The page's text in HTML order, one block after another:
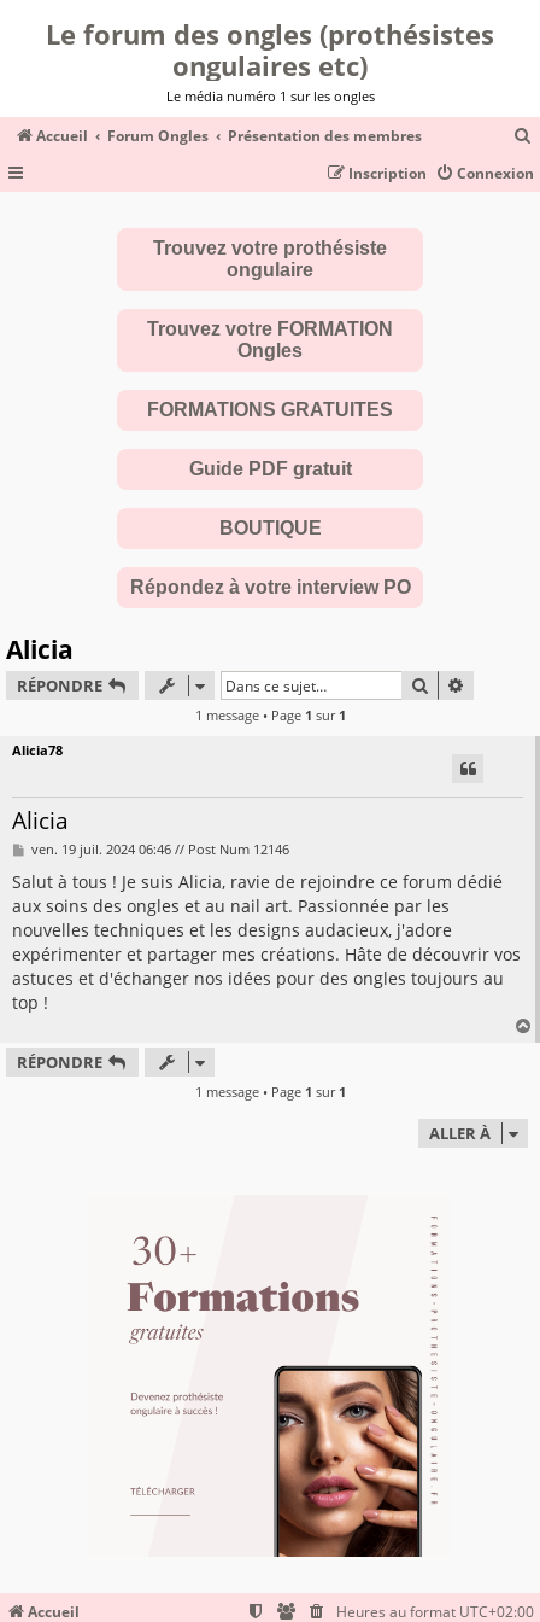
Le forum des ongles (prothésistes
ongulaires etc)
Le média numéro 1 sur les ongles
Accueil Forum Ongles Présentation des membres
c
Connexion
Inscription
Trouvez votre prothésiste
ongulaire
Trouvez votre FORMATION
Ongles
FORMATIONS GRATUITES
Guide PDF gratuit
BOUTIQUE
Répondez à votre interview PO
Alicia
RÉPONDRE RECHERCHER
1 message • Page 1 sur 1
Alicia78
Alicia
M
s
a
g
e
ven. 19 juil. 2024 06:46 // Post Num 12146
Salut à tous ! Je suis Alicia, ravie de rejoindre ce forum dédié
aux soins des ongles et au nail art. Passionnée par les
nouvelles techniques et les designs audacieux, j'adore
expérimenter et partager mes créations. Hâte de découvrir vos
astuces et d'échanger nos idées pour des ongles toujours au
top !
RÉPONDRE
1 message • Page 1 sur 1
ALLER À
Accueil Heures au format UTC+02:00